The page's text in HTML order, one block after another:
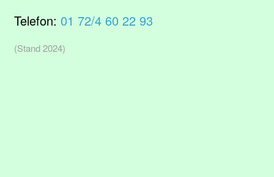
Telefon: 01 72/4 60 22 93
(Stand 2024)